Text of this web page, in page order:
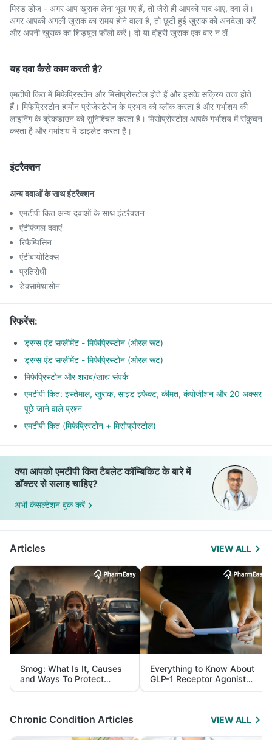
मिस्ड डोज़ - अगर आप खुराक लेना भूल गए हैं, तो जैसे ही आपको याद आए, दवा लें।
अगर आपकी अगली खुराक का समय होने वाला है, तो छूटी हुई खुराक को अनदेखा करें
और अपनी खुराक का शिड्यूल फॉलो करें। दो या दोहरी खुराक एक बार न लें
यह दवा कैसे काम करती है?
एमटीपी कित में मिफेप्रिस्टोन और मिसोप्रोस्टोल होते हैं और इसके सक्रिय तत्व होते
हैं। मिफेप्रिस्टोन हार्मोन प्रोजेस्टेरोन के प्रभाव को ब्लॉक करता है और गर्भाशय की
लाइनिंग के ब्रेकडाउन को सुनिश्चित करता है। मिसोप्रोस्टोल आपके गर्भाशय में संकुचन
करता है और गर्भाशय में डाइलेट करता है।
इंटरैक्शन
अन्य दवाओं के साथ इंटरैक्शन
एमटीपी कित अन्य दवाओं के साथ इंटरैक्शन
एंटीफंगल दवाएं
रिफैम्पिसिन
एंटीबायोटिक्स
प्रतिरोधी
डेक्सामेथासोन
रिफरेंस:
ड्रग्स एंड सप्लीमेंट - मिफेप्रिस्टोन (ओरल रूट)
ड्रग्स एंड सप्लीमेंट - मिफेप्रिस्टोन (ओरल रूट)
मिफेप्रिस्टोन और शराब/खाद्य संपर्क
एमटीपी कित: इस्तेमाल, खुराक, साइड इफेक्ट, कीमत, कंपोजीशन और 20 अक्सर
पूछे जाने वाले प्रश्न
एमटीपी कित (मिफेप्रिस्टोन + मिसोप्रोस्टोल)
क्या आपको एमटीपी कित टैबलेट कॉम्बिकिट के बारे में
डॉक्टर से सलाह चाहिए?
अभी कंसल्टेशन बुक करें
Articles VIEW ALL
Smog: What Is It, Causes
and Ways To Protect
Yourself From It
Everything to Know About
GLP-1 Receptor Agonist
and Its Role in Weight
Management
Chronic Condition Articles VIEW ALL